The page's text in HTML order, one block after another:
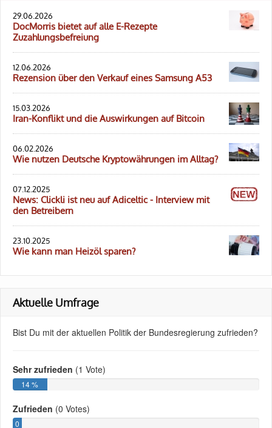
29.06.2026
DocMorris bietet auf alle E-Rezepte
Zuzahlungsbefreiung
12.06.2026
Rezension über den Verkauf eines Samsung A53
15.03.2026
Iran-Konflikt und die Auswirkungen auf Bitcoin
06.02.2026
Wie nutzen Deutsche Kryptowährungen im Alltag?
07.12.2025
News: Clickli ist neu auf Adiceltic - Interview mit
den Betreibern
23.10.2025
Wie kann man Heizöl sparen?
Aktuelle Umfrage